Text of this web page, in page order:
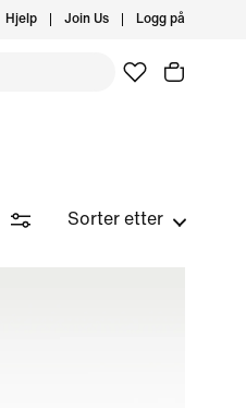
Hjelp Join Us Logg på
Sorter etter